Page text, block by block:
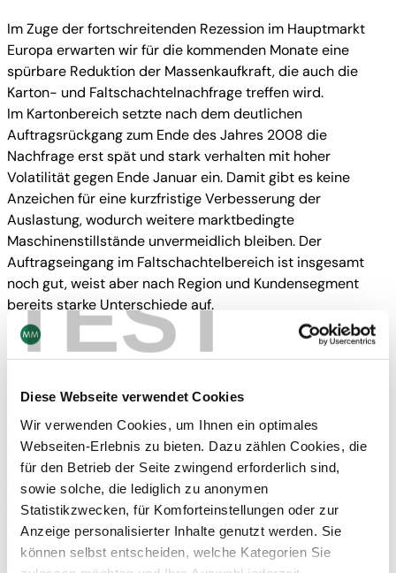
TEST
Diese Webseite verwendet Cookies
Wir verwenden Cookies, um Ihnen ein optimales
Webseiten-Erlebnis zu bieten. Dazu zählen Cookies, die
für den Betrieb der Seite zwingend erforderlich sind,
sowie solche, die lediglich zu anonymen
Statistikzwecken, für Komforteinstellungen oder zur
Anzeige personalisierter Inhalte genutzt werden. Sie
können selbst entscheiden, welche Kategorien Sie
Im Zuge der fortschreitenden Rezession im Hauptmarkt
Europa erwarten wir für die kommenden Monate eine
spürbare Reduktion der Massenkaufkraft, die auch die
Karton- und Faltschachtelnachfrage treffen wird.
Im Kartonbereich setzte nach dem deutlichen
Auftragsrückgang zum Ende des Jahres 2008 die
Nachfrage erst spät und stark verhalten mit hoher
Volatilität gegen Ende Januar ein. Damit gibt es keine
Anzeichen für eine kurzfristige Verbesserung der
Auslastung, wodurch weitere marktbedingte
Maschinenstillstände unvermeidlich bleiben. Der
Auftragseingang im Faltschachtelbereich ist insgesamt
noch gut, weist aber nach Region und Kundensegment
bereits starke Unterschiede auf.
Selektive Anpassungen von Mitarbeiterständen an die
niedrigeren Auslastungsniveaus einzelner Standorte sind
die langfristige Leistungskraft des Konzerns nicht zu
Der in jüngster Zeit starke Rückgang bei den
Rohstoffkosten kann die Margen nicht stützen, sondern
verschärft den bereits nachfragebedingten Preisdruck.
Vorrangiges Ziel ist es daher, nun Marktanteile zu
behaupten bzw. dazuzugewinnen.
In der Produktion liegt allerorts der Schwerpunkt auf